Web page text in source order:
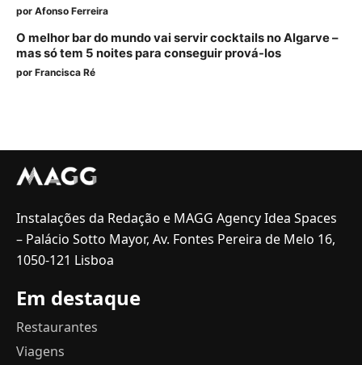
por Afonso Ferreira
O melhor bar do mundo vai servir cocktails no Algarve –
mas só tem 5 noites para conseguir prová-los
por Francisca Ré
Instalações da Redação e MAGG Agency Idea Spaces
– Palácio Sotto Mayor, Av. Fontes Pereira de Melo 16,
1050-121 Lisboa
Em destaque
Restaurantes
Viagens